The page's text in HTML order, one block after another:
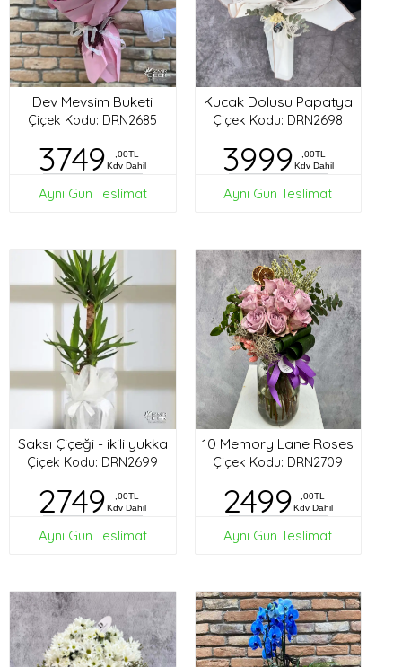
Dev Mevsim Buketi
Çiçek Kodu: DRN2685
3749
,00TL
Kdv Dahil
Aynı Gün Teslimat
Kucak Dolusu Papatya
Çiçek Kodu: DRN2698
3999
,00TL
Kdv Dahil
Aynı Gün Teslimat
Saksı Çiçeği - ikili yukka
Çiçek Kodu: DRN2699
2749
,00TL
Kdv Dahil
Aynı Gün Teslimat
10 Memory Lane Roses
Çiçek Kodu: DRN2709
2499
,00TL
Kdv Dahil
Aynı Gün Teslimat